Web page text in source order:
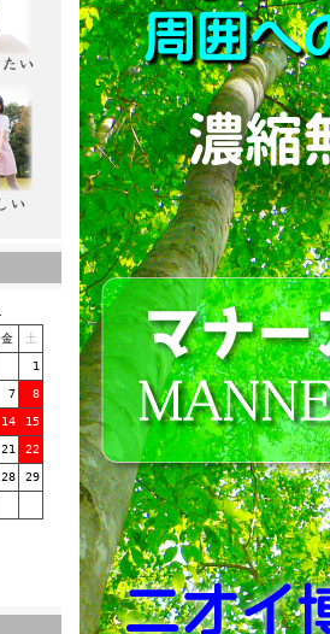
金 土
1
7 8
14 15
21 22
28 29